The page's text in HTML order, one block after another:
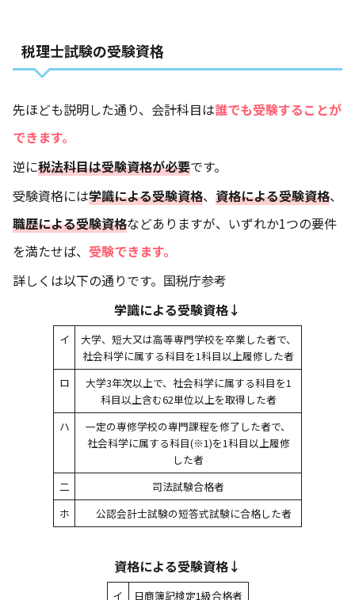
税理士試験の受験資格
先ほども説明した通り、会計科目は誰でも受験することが
できます。
逆に税法科目は受験資格が必要です。
受験資格には学識による受験資格、 資格による受験資格、
職歴による受験資格などありますが、いずれか1つの要件
を満たせば、 受験できます。
詳しくは以下の通りです。 国税庁参考
学識による受験資格↓
イ
大学、短大又は高等専門学校を卒業した者で、
社会科学に属する科目を1科目以上履修した者
ロ
大学3年次以上で、社会科学に属する科目を1
科目以上含む62単位以上を取得した者
ハ
一定の専修学校の専門課程を修了した者で、
社会科学に属する科目(※1)を1科目以上履修
した者
二
司法試験合格者
ホ
公認会計士試験の短答式試験に合格した者
資格による受験資格↓
イ 日商簿記検定1級合格者